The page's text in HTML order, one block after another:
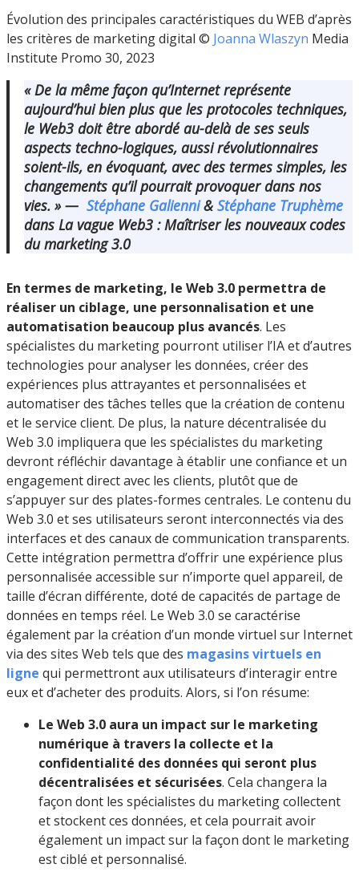
Évolution des principales caractéristiques du WEB d’après
les critères de marketing digital © Joanna Wlaszyn Media
Institute Promo 30, 2023
« De la même façon qu’Internet représente
aujourd’hui bien plus que les protocoles techniques,
le Web3 doit être abordé au-delà de ses seuls
aspects techno-logiques, aussi révolutionnaires
soient-ils, en évoquant, avec des termes simples, les
changements qu’il pourrait provoquer dans nos
vies. » — Stéphane Galienni& Stéphane Truphème
dans La vague Web3 : Maîtriser les nouveaux codes
du marketing 3.0
En termes de marketing, le Web 3.0 permettra de
réaliser un ciblage, une personnalisation et une
automatisation beaucoup plus avancés. Les
spécialistes du marketing pourront utiliser l’IA et d’autres
technologies pour analyser les données, créer des
expériences plus attrayantes et personnalisées et
automatiser des tâches telles que la création de contenu
et le service client. De plus, la nature décentralisée du
Web 3.0 impliquera que les spécialistes du marketing
devront réfléchir davantage à établir une confiance et un
engagement direct avec les clients, plutôt que de
s’appuyer sur des plates-formes centrales. Le contenu du
Web 3.0 et ses utilisateurs seront interconnectés via des
interfaces et des canaux de communication transparents.
Cette intégration permettra d’offrir une expérience plus
personnalisée accessible sur n’importe quel appareil, de
taille d’écran différente, doté de capacités de partage de
données en temps réel. Le Web 3.0 se caractérise
également par la création d’un monde virtuel sur Internet
via des sites Web tels que des magasins virtuels en
ligne qui permettront aux utilisateurs d’interagir entre
eux et d’acheter des produits. Alors, si l’on résume:
Le Web 3.0 aura un impact sur le marketing
numérique à travers la collecte et la
confidentialité des données qui seront plus
décentralisées et sécurisées. Cela changera la
façon dont les spécialistes du marketing collectent
et stockent ces données, et cela pourrait avoir
également un impact sur la façon dont le marketing
est ciblé et personnalisé.